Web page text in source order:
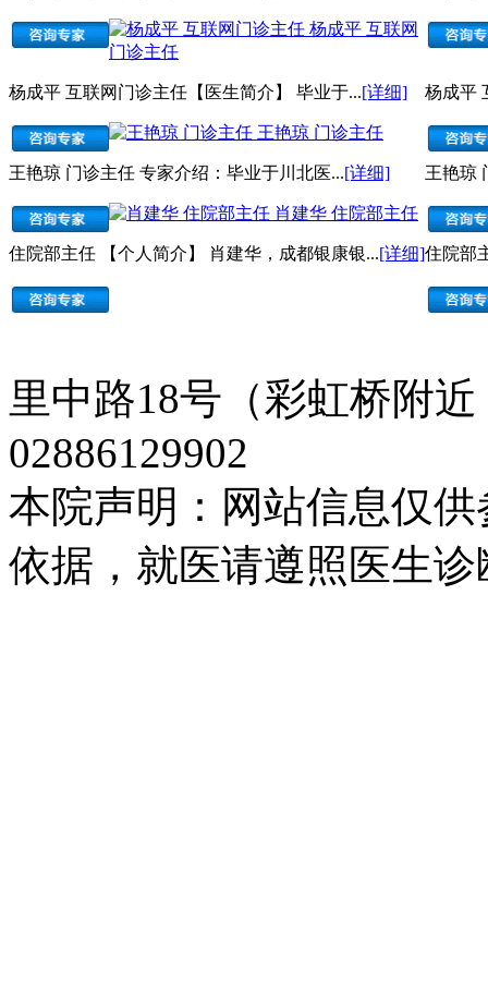
杨成平 互联网
门诊主任
杨成平 互联网门诊主任【医生简介】 毕业于...[详细]
王艳琼 门诊主任
王艳琼 门诊主任 专家介绍：毕业于川北医...[详细]
肖建华 住院部主任
住院部主任 【个人简介】 肖建华，成都银康银...[详细]
杨成平
王艳琼
住院部
里中路18号（彩虹桥附
02886129902
本院声明：网站信息仅
依据，就医请遵照医生诊